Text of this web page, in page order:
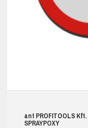
ant PROFITOOLS Kft.
SPRAYPOXY